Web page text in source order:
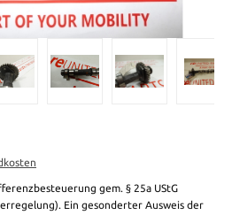
gem. § 25a UStG
Ein gesonderter Ausweis der